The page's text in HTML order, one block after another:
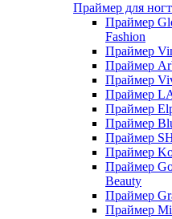
Праймер для
Праймер
Fashion
Праймер
Праймер
Праймер
Праймер
Праймер
Праймер
Праймер
Праймер
Праймер
Beauty
Праймер
Праймер